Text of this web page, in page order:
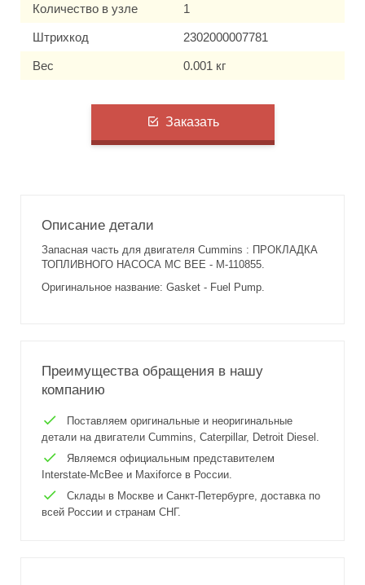
Количество в узле 1
Штрихкод 2302000007781
Вес 0.001 кг
Заказать
Описание детали
Запасная часть для двигателя Cummins : ПРОКЛАДКА
ТОПЛИВНОГО НАСОСА MC BEE - M-110855.
Оригинальное название: Gasket - Fuel Pump.
Преимущества обращения в нашу
компанию
Поставляем оригинальные и неоригинальные
детали на двигатели Cummins, Caterpillar, Detroit Diesel.
Являемся официальным представителем
Interstate-McBee и Maxiforce в России.
Склады в Москве и Санкт-Петербурге, доставка по
всей России и странам СНГ.